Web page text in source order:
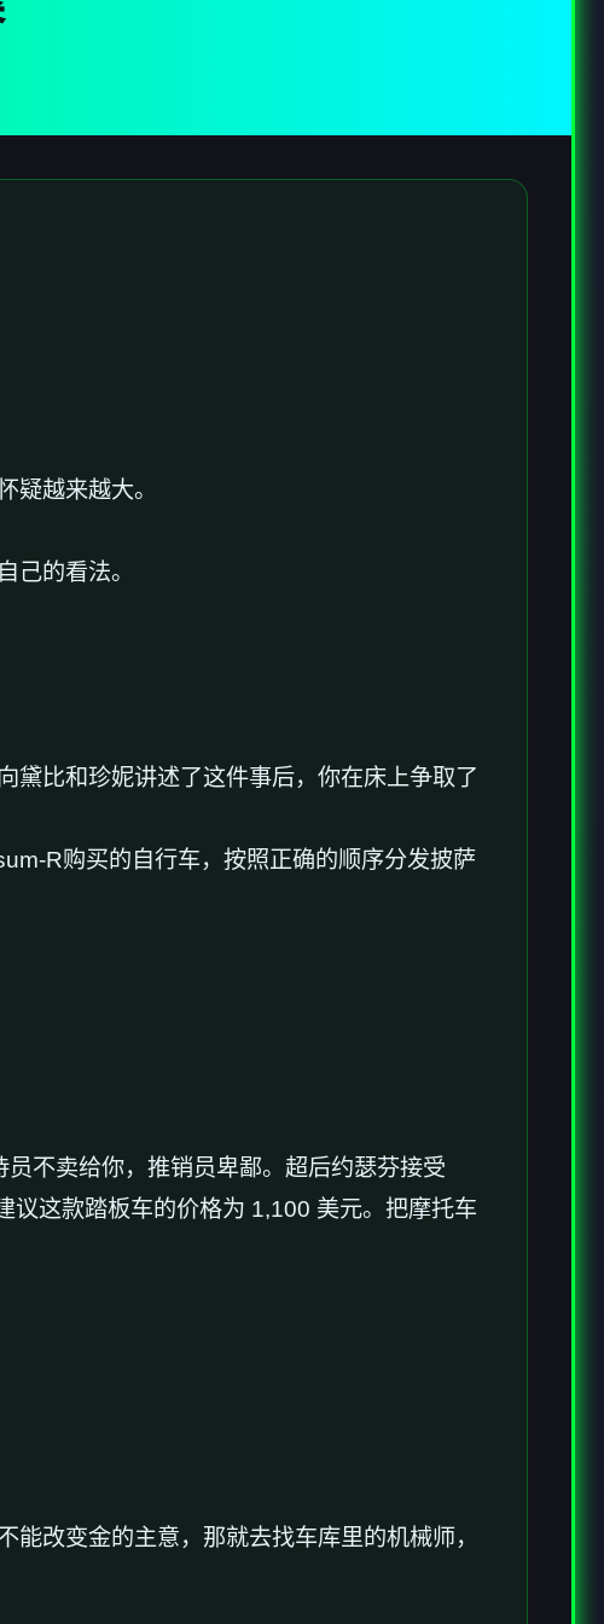
疑越来越大。
己的看法。
黛比和珍妮讲述了这件事后，你在床上争取了
R购买的自行车，按照正确的顺序分发披萨
不卖给你，推销员卑鄙。超后约瑟芬接受
议这款踏板车的价格为 1,100 美元。把摩托车
改变金的主意，那就去找车库里的机械师，